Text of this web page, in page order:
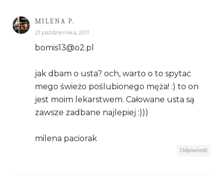
MILENA P.
21 października, 2011
bomis13@o2.pl
jak dbam o usta? och, warto o to spytać
mego świeżo poślubionego męża! :) to on
jest moim lekarstwem. Całowane usta są
zawsze zadbane najlepiej :)))
milena paciorak
Odpowiedz